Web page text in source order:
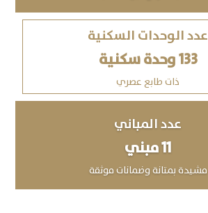
عدد الوحدات السكنية
133 وحدة سكنية
ذات طابع عصري
عدد المباني
11 مبني
مشيدة بمتانة وضمانات موثقة